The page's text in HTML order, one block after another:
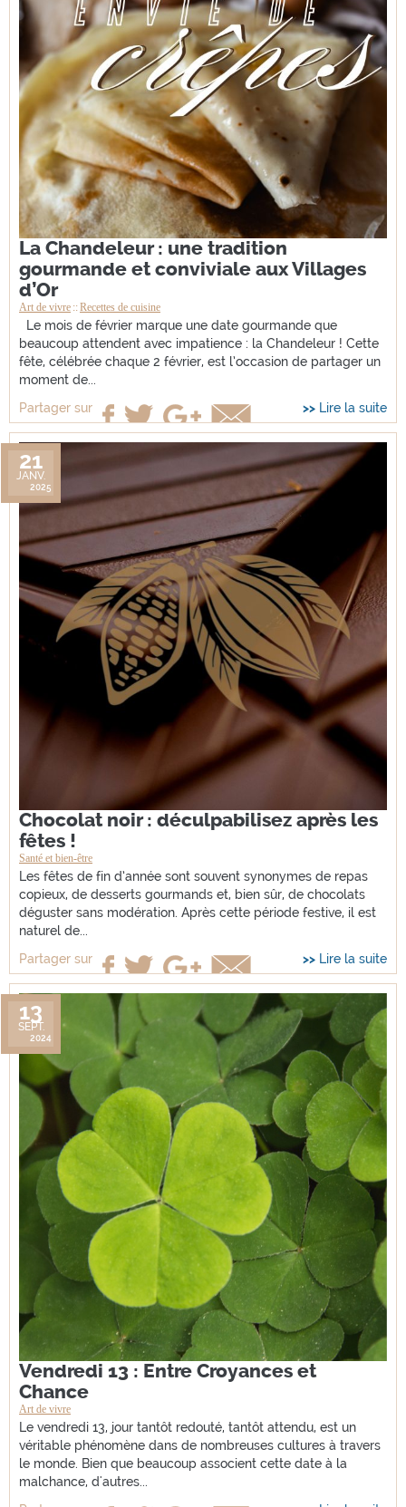
La Chandeleur : une tradition
gourmande et conviviale aux Villages
d’Or
Art de vivre Recettes de cuisine
Le mois de février marque une date gourmande que
beaucoup attendent avec impatience : la Chandeleur ! Cette
fête, célébrée chaque 2 février, est l’occasion de partager un
moment de...
Partager sur
Lire la suite
Chocolat noir : déculpabilisez après les
fêtes !
Santé et bien-être
21
JANV.
2025
Les fêtes de fin d’année sont souvent synonymes de repas
copieux, de desserts gourmands et, bien sûr, de chocolats
déguster sans modération. Après cette période festive, il est
naturel de...
Partager sur
Lire la suite
Vendredi 13 : Entre Croyances et
Chance
Art de vivre
13
SEPT.
2024
Le vendredi 13, jour tantôt redouté, tantôt attendu, est un
véritable phénomène dans de nombreuses cultures à travers
le monde. Bien que beaucoup associent cette date à la
malchance, d'autres...